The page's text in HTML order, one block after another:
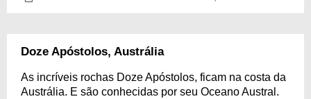
Doze Apóstolos, Austrália
As incríveis rochas Doze Apóstolos, ficam na costa da
Austrália. E são conhecidas por seu Oceano Austral.